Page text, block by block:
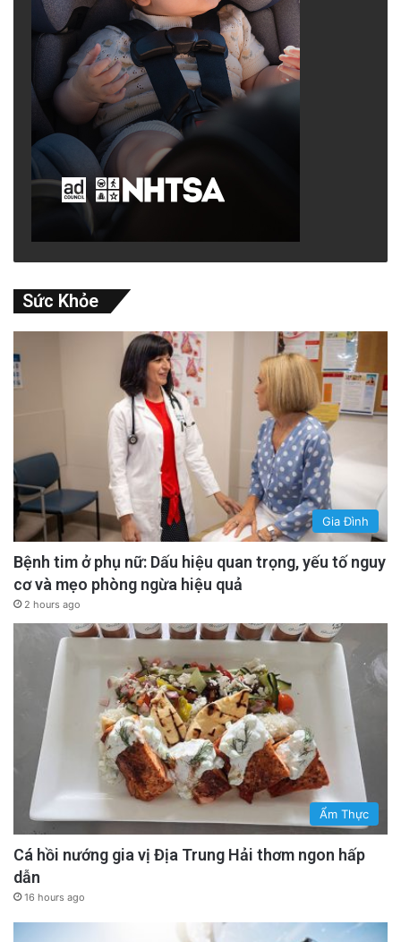
Sức Khỏe
Gia Đình
Bệnh tim ở phụ nữ: Dấu hiệu quan trọng, yếu tố nguy
cơ và mẹo phòng ngừa hiệu quả
2 hours ago
Ẩm Thực
Cá hồi nướng gia vị Địa Trung Hải thơm ngon hấp
dẫn
16 hours ago